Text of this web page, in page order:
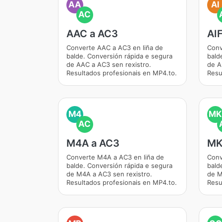
AA
AC
AAC a AC3
Converte AAC a AC3 en liña de
balde. Conversión rápida e segura
de AAC a AC3 sen rexistro.
Resultados profesionais en MP4.to.
AI
de
M4
AC
M4A a AC3
Converte M4A a AC3 en liña de
balde. Conversión rápida e segura
de M4A a AC3 sen rexistro.
Resultados profesionais en MP4.to.
MK
de